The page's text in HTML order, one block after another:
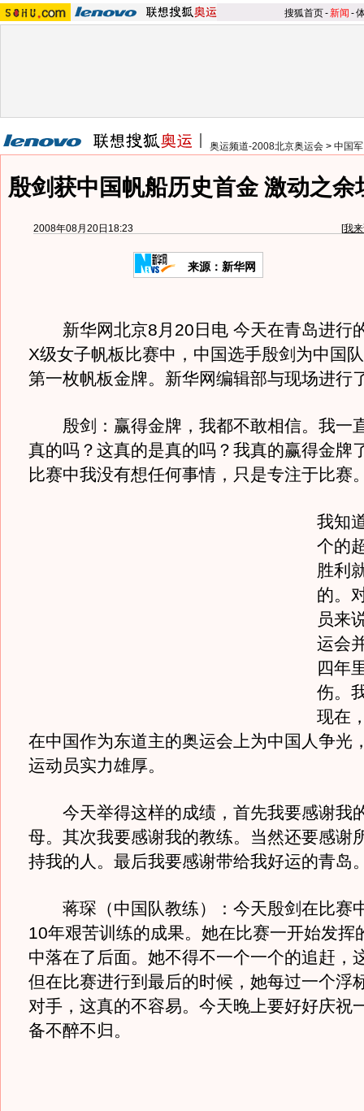
搜狐首页-新闻 -
奥运频道-2008北京奥运会 > 中国
殷剑获中国帆船历史首金 激动之余
2008年08月20日18:23 [我
来源：新华网
新华网北京8月20日电 今天在青岛进行
X级女子帆板比赛中，中国选手殷剑为中国
第一枚帆板金牌。新华网编辑部与现场进行
殷剑：赢得金牌，我都不敢相信。我一
真的吗？这真的是真的吗？我真的赢得金牌
比赛中我没有想任何事情，只是专注于比赛
我知
个的
胜利
的。
员来
运会
四年
伤。
现在
在中国作为东道主的奥运会上为中国人争光
运动员实力雄厚。
今天举得这样的成绩，首先我要感谢我
母。其次我要感谢我的教练。当然还要感谢
持我的人。最后我要感谢带给我好运的青岛
蒋琛（中国队教练）：今天殷剑在比赛
10年艰苦训练的成果。她在比赛一开始发挥
中落在了后面。她不得不一个一个的追赶，
但在比赛进行到最后的时候，她每过一个浮
对手，这真的不容易。今天晚上要好好庆祝
备不醉不归。